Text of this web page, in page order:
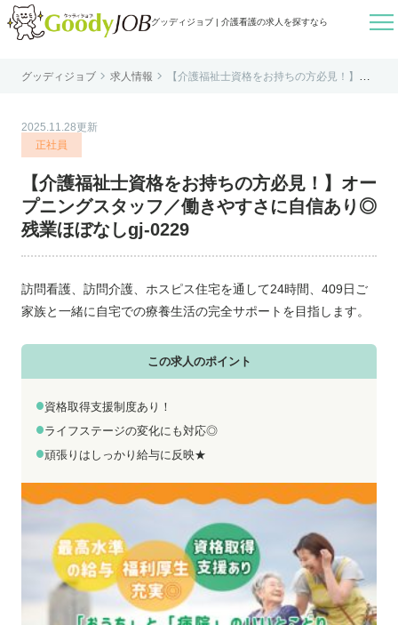
グッディジョブ | 介護看護の求人を探すなら 
はじめての方へ
個人情報保護方針
利用規約
お知らせ
お問い合わせ
お電話でのお問い合わせ
平日 9:00～18:00
0800-555-1109
グッディジョブ  求人情報 
【介護福祉士資格をお持ちの方必見！】オ
2025.11.28更新
正社員
【介護福祉士資格をお持ちの方必見！】オー
プニングスタッフ／働きやすさに自信あり◎
残業ほぼなしgj-0229
訪問看護、訪問介護、ホスピス住宅を通して24時間、409日ご
家族と一緒に自宅での療養生活の完全サポートを目指します。
この求人のポイント
資格取得支援制度あり！
ライフステージの変化にも対応◎
頑張りはしっかり給与に反映★